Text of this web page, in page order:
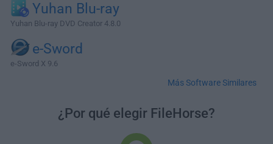
Yuhan Blu-ray
Yuhan Blu-ray DVD Creator 4.8.0
e-Sword
e-Sword X 9.6
Más Software Similares
¿Por qué elegir FileHorse?